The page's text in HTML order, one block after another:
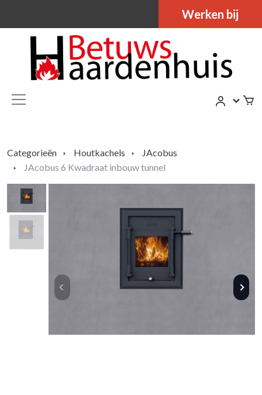
Werken bij
Categorieën Houtkachels
JAcobus
JAcobus 6 Kwadraat inbouw tunnel